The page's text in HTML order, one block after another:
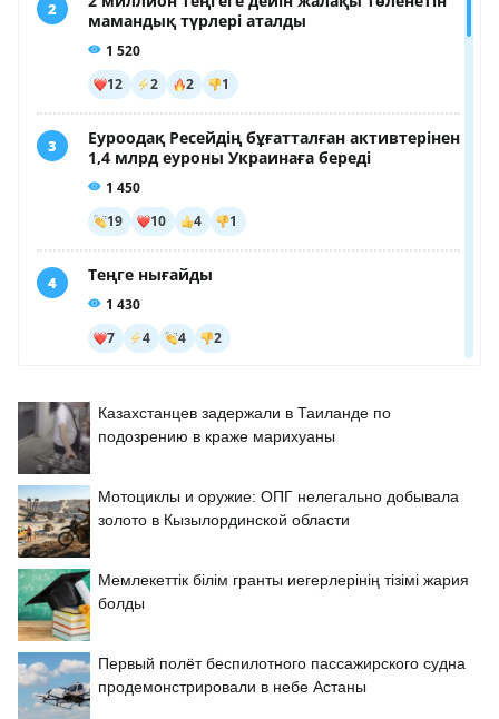
Казахстанцев задержали в Таиланде по
подозрению в краже марихуаны
Мотоциклы и оружие: ОПГ нелегально добывала
золото в Кызылординской области
Мемлекеттік білім гранты иегерлерінің тізімі жария
болды
Первый полёт беспилотного пассажирского судна
продемонстрировали в небе Астаны